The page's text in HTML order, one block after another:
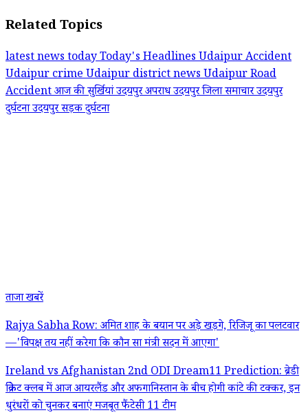
Related Topics
latest news todayToday's HeadlinesUdaipur Accident
Udaipur crimeUdaipur district newsUdaipur Road
Accidentआज की सुर्खियांउदयपुर अपराधउदयपुर जिला समाचारउदयपुर
दुर्घटनाउदयपुर सड़क दुर्घटना
ताजा खबरें
Rajya Sabha Row: अमित शाह के बयान पर अड़े खड़गे, रिजिजू का पलटवार
—'विपक्ष तय नहीं करेगा कि कौन सा मंत्री सदन में आएगा'
Ireland vs Afghanistan 2nd ODI Dream11 Prediction: ब्रेडी
क्रिकेट क्लब में आज आयरलैंड और अफगानिस्तान के बीच होगी कांटे की टक्कर, इन
धुरंधरों को चुनकर बनाएं मजबूत फैंटेसी 11 टीम